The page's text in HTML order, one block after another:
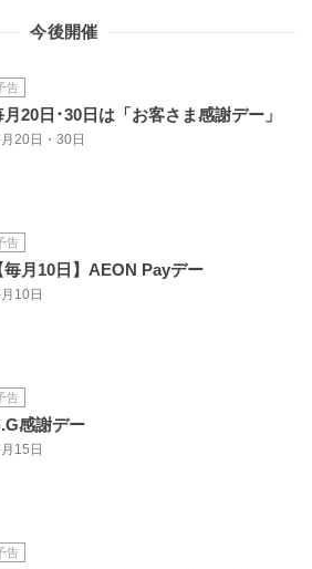
今後開催
告
月20日･30日は「お客さま感謝デー」
20日・30日
告
毎月10日】AEON Payデー
10日
告
感謝デー
15日
告